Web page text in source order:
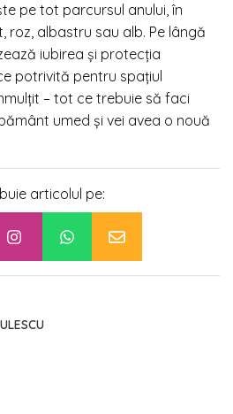
pe tot parcursul anului, în
roz, albastru sau alb. Pe lângă
iubirea și protecția
potrivită pentru spațiul
– tot ce trebuie să faci
umed și vei avea o nouă
articolul pe: